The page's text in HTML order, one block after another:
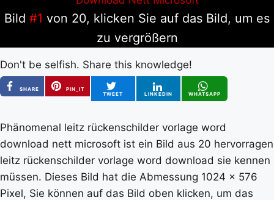
Bild #1 von 20, klicken Sie auf das Bild, um es
zu vergrößern
Don't be selfish. Share this knowledge!
SHARE
PIN_IT
TWEET
LINKEDIN WHATSAPP
Phänomenal leitz rückenschilder vorlage word
download nett microsoft ist ein Bild aus 20 hervorragen
leitz rückenschilder vorlage word download sie kennen
müssen. Dieses Bild hat die Abmessung 1024 x 576
Pixel, Sie können auf das Bild oben klicken, um das